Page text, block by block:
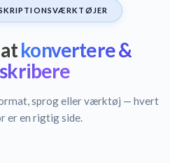
konvertere &
sprog eller værktøj — hvert
er en rigtig side.